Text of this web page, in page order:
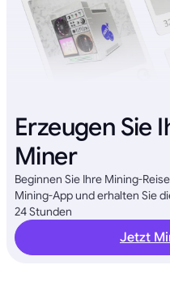
Erzeugen Sie
Miner
Beginnen Sie Ihre Mining-
Mining-App und erhalten Sie
24 Stunden
Jetzt